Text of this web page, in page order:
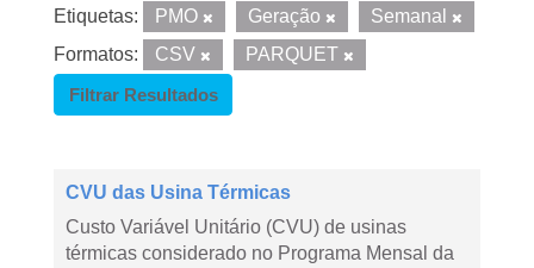
Etiquetas: PMO Geração
Semanal
Formatos:
CSV
PARQUET
Filtrar Resultados
CVU das Usina Térmicas
Custo Variável Unitário (CVU) de usinas
térmicas considerado no Programa Mensal da